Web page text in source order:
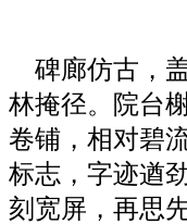
碑廊仿古，
林掩径。院台
卷铺，相对碧
标志，字迹遒劲
刻宽屏，再思